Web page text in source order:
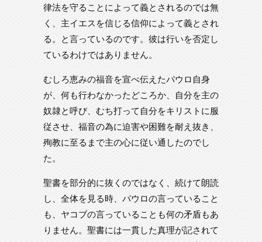
律法を守ることによって義とされるのでは無
く、主イエスを信じる信仰によって義とされ
る。と言っているのです。彼は行いを否定し
ているわけではありません。
むしろ恵みの福音を宣べ伝えたパウロ自身
が、何も行わなかったどころか、自分を主の
奴隷と呼び、むち打って自分をキリストに服
従させ、福音の為に迫害や困難を耐え抜き、
殉教に至るまで主の心に従い通したのでし
た。
聖書を部分的に抜くのではなく、続けて朗読
し、全体を見る時、パウロの言っていること
も、ヤコブの言っていることも何の矛盾もあ
りません。聖書には一貫した真理が記されて